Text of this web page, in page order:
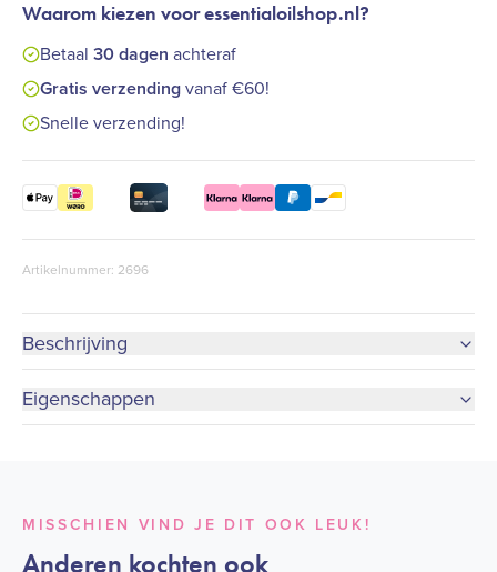
Waarom kiezen voor essentialoilshop.nl?
Betaal 30 dagen achteraf
Gratis verzendingvanaf €60!
Snelle verzending!
Artikelnummer: 2696
Beschrijving
Eigenschappen
MISSCHIEN VIND JE DIT OOK LEUK!
Anderen kochten ook